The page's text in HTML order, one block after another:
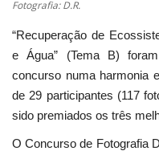
Lazer
Ambiente
Fotografia: D.R.
“Recuperação de
e Água” (Tema B)
concurso numa harmonia
de 29 participantes (117
sido premiados os três
O Concurso de Fotografia